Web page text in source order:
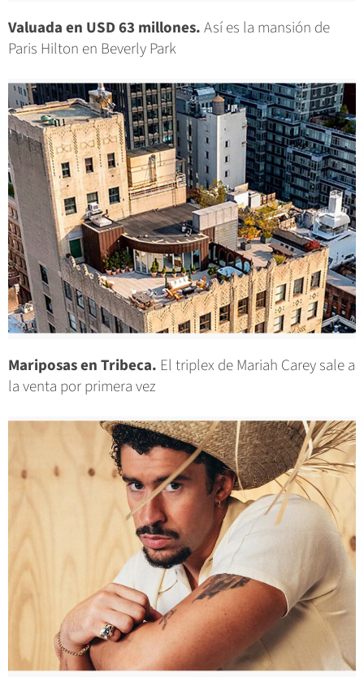
Valuada en USD 63 millones.Así es la mansión de
Paris Hilton en Beverly Park
Mariposas en Tribeca. El triplex de Mariah Carey sale a
la venta por primera vez